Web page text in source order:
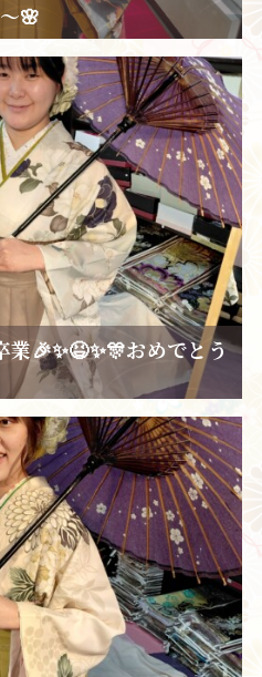
🌸
業🎉✨😆✨🎊おめでとう